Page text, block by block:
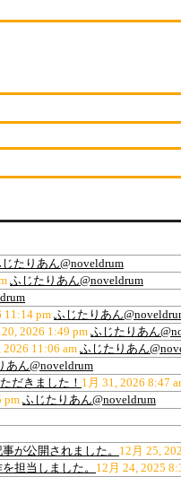
たりあん@noveldrum
ふじたりあん@noveldrum
11:14 pmふじたりあん
2026 1:49 pm ふじたりあん
2026 11:06 am ふじたりあん
あん@noveldrum
だきました！ 1月 31, 2026 8:47
pmふじたりあん@noveldrum
が公開されました。 12月 25,
担当しました。 12月 24, 2025